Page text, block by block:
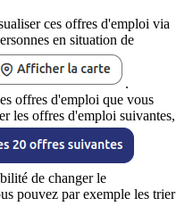
ces offres d'emploi via
en situation de
.
offres d'emploi que vous
les offres d'emploi suivantes,
de changer le
pouvez par exemple les trier